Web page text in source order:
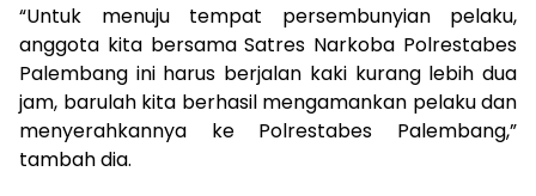
“Untuk menuju tempat persembunyian pelaku,
anggota kita bersama Satres Narkoba Polrestabes
Palembang ini harus berjalan kaki kurang lebih dua
jam, barulah kita berhasil mengamankan pelaku dan
menyerahkannya ke Polrestabes Palembang,”
tambah dia.